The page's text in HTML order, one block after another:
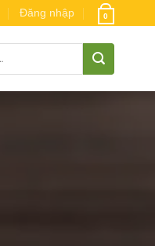
Đăng nhập 0